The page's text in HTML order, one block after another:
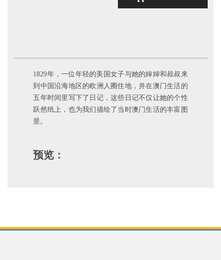
1829年，一位年轻的美国女子与她的婶婶和叔叔来
到中国沿海地区的欧洲人圈住地，并在澳门生活的
五年时间里写下了日记，这些日记不仅让她的个性
跃然纸上，也为我们描绘了当时澳门生活的丰富图
景。
预览：